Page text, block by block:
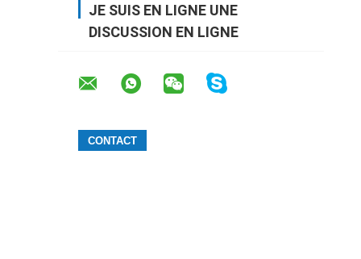
JE SUIS EN LIGNE UNE
DISCUSSION EN LIGNE